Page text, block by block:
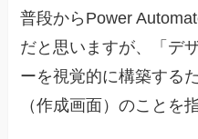
普段からPower
だと思いますが、「デ
ーを視覚的に構築する
（作成画面）のことを